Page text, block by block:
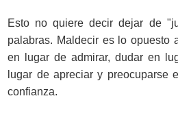
Esto no quiere decir dejar de
palabras. Maldecir es lo opuesto
en lugar de admirar, dudar en
lugar de apreciar y preocuparse
confianza.